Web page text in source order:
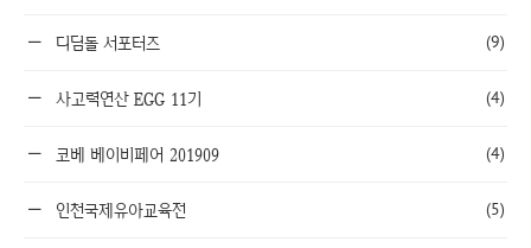
디딤돌 서포터즈 (9)
사고력연산 EGG 11기 (4)
코베 베이비페어 201909 (4)
인천국제유아교육전 (5)